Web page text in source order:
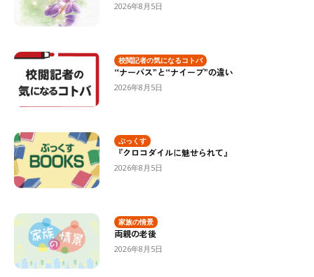
2026年8月5日
校閲記者の気になるコトバ
“ナーバス”と“ナイーブ”の違い
2026年8月5日
ぶっくす
『クロコダイルに魅せられて』
2026年8月5日
家族の情景
両親の老後
2026年8月5日